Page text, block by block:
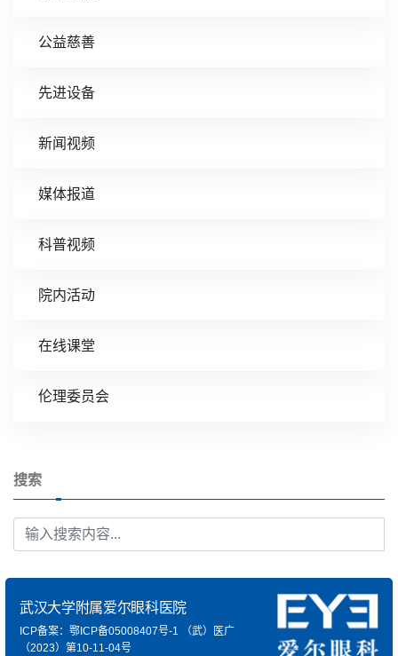
公益慈善
先进设备
新闻视频
媒体报道
科普视频
院内活动
在线课堂
伦理委员会
搜索
武汉大学附属爱尔眼科医院
ICP备案：鄂ICP备05008407号-1 （武）医广
（2023）第10-11-04号